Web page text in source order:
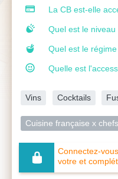
La CB est-elle
Quel est le
Quel est le
Quelle est
Vins Cocktails
Cuisine française x
Connectez-
votre et